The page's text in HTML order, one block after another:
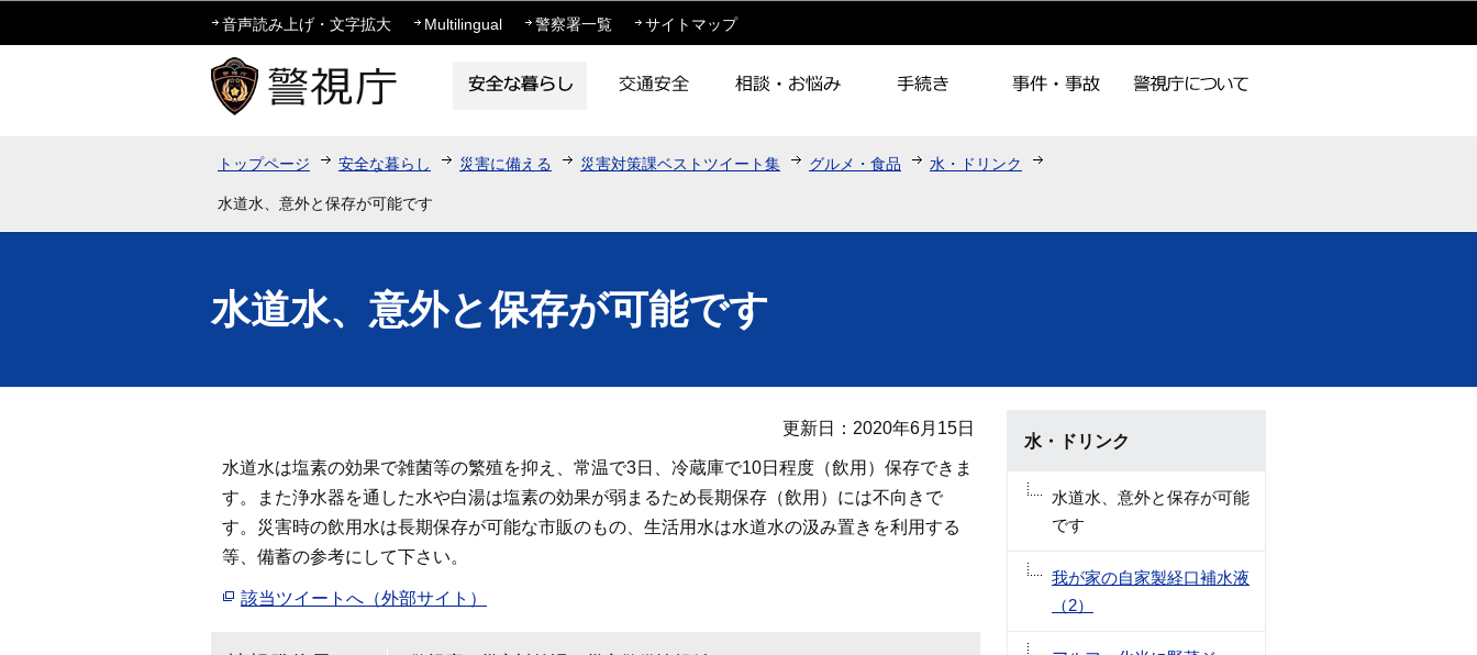
このページの本文へ移動
音声読み上げ・文字拡大 Multilingual 警察署一覧 サイトマップ
トップページ 安全な暮らし 災害に備える 災害対策課ベストツイート集 グルメ・食品 水・ドリンク
水道水、意外と保存が可能です
水道水、意外と保存が可能です
更新日：2020年6月15日
水道水は塩素の効果で雑菌等の繁殖を抑え、常温で3日、冷蔵庫で10日程度（飲用）保存できま
す。また浄水器を通した水や白湯は塩素の効果が弱まるため長期保存（飲用）には不向きで
す。災害時の飲用水は長期保存が可能な市販のもの、生活用水は水道水の汲み置きを利用する
等、備蓄の参考にして下さい。
該当ツイートへ（外部サイト）
水・ドリンク
水道水、意外と保存が可能
です
我が家の自家製経口補水液
（2）